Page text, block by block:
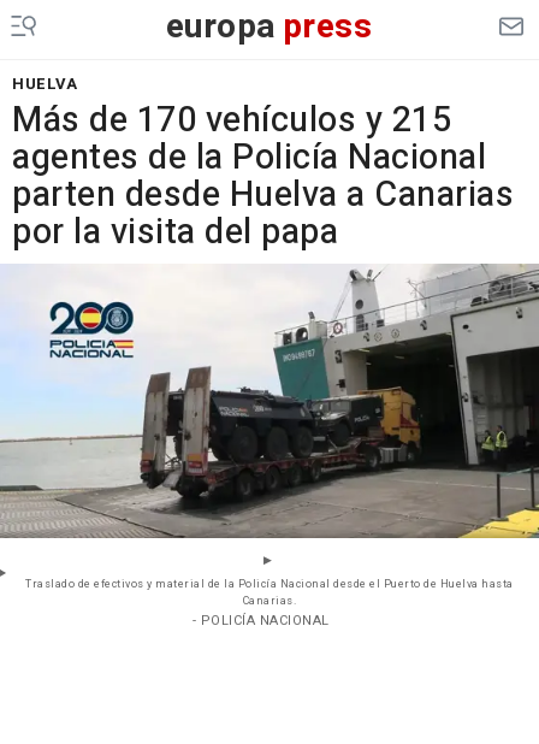
europa press
HUELVA
Más de 170 vehículos y 215
agentes de la Policía Nacional
parten desde Huelva a Canarias
por la visita del papa
Traslado de efectivos y material de la Policía Nacional desde el Puerto de Huelva hasta
Canarias.
- POLICÍA NACIONAL